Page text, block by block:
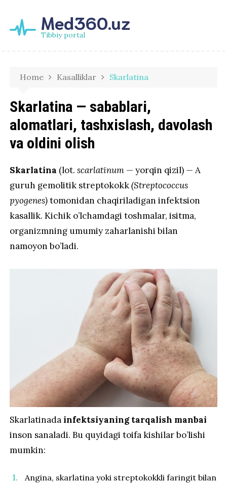
Med360.uz
Tibbiy portal
Home Kasalliklar Skarlatina
Skarlatina — sabablari,
alomatlari, tashxislash, davolash
va oldini olish
Skarlatina (lot.scarlatinum — yorqin qizil) — A
guruh gemolitik streptokokk(Streptococcus
pyogenes)tomonidan chaqiriladigan infektsion
kasallik. Kichik o’lchamdagi toshmalar, isitma,
organizmning umumiy zaharlanishi bilan
namoyon bo’ladi.
Skarlatinadainfektsiyaning tarqalish manbai
inson sanaladi. Bu quyidagi toifa kishilar bo’lishi
mumkin:
Angina, skarlatina yoki streptokokkli faringit bilan